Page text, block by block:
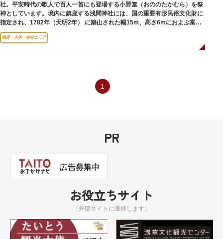
社。平安時代の歌人で百人一首にも登場する小野篁（おののたかむら）を祭
神としています。境内に鎮座する浅間神社には、国の重要有形民俗文化財に
指定され、1782年（天明2年） に築山された幅15m、高さ6mにおよぶ富士
塚「下谷坂本富士」があります。全体が富士山の溶岩石で覆われ、霊峰・富
士の分身ともいえるその富士塚は、今も昔ながらの荘厳な姿のまま。富士信
して、上半期の納めと新たな半期の息災を祈る祭礼です。富士の歴史や文化
に触れながら、子どもは夢中になって何度も登り、大人は精神的な体験を求
根岸・入谷・金杉エリア
1
PR
お役立ちサイト
（外部サイトに遷移します）